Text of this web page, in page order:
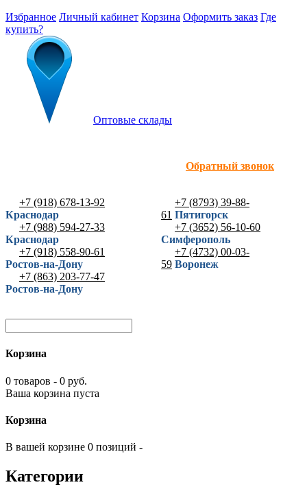
Избранное Личный кабинет Корзина Оформить заказ Где
купить?
Оптовые склады
Обратный звонок
+7 (918) 678-13-92
Краснодар
+7 (988) 594-27-33
Краснодар
+7 (918) 558-90-61
Ростов-на-Дону
+7 (863) 203-77-47
Ростов-на-Дону
+7 (8793) 39-88-
61 Пятигорск
+7 (3652) 56-10-60
Симферополь
+7 (4732) 00-03-
59 Воронеж
Корзина
0 товаров - 0 руб.
Ваша корзина пуста
Корзина
В вашей корзине 0 позиций -
Категории